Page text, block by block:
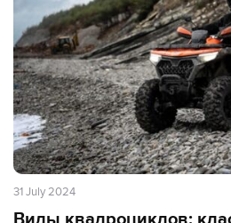
31 July 2024